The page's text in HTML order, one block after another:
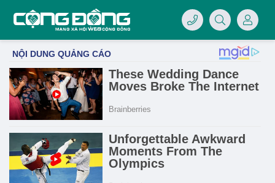
07/LOGO-